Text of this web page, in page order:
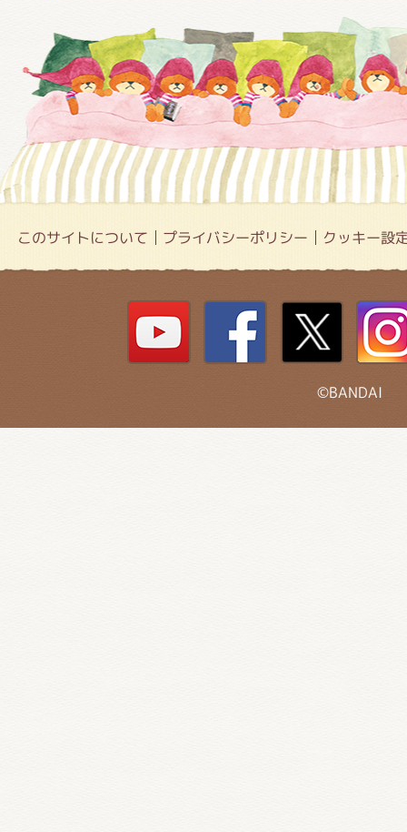
このサイトについて プライバシーポリシー クッキー設
©BANDAI